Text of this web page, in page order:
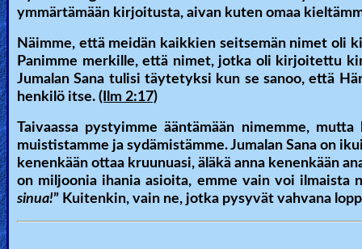
Islam
Other
Other
Languages
Contact/Feedback/Donate
ymmärtämään kirjoitusta, aivan kuten omaa
Näimme, että meidän kaikkien seitsemän nimet oli
Panimme merkille, että nimet, jotka oli kirjoitettu
Jumalan Sana tulisi täytetyksi kun se sanoo, että
henkilö itse. (Ilm 2:17)
Taivaassa pystyimme ääntämään nimemme,
muististamme ja sydämistämme. Jumalan Sana on
kenenkään ottaa kruunuasi, äläkä anna kenenkään
on miljoonia ihania asioita, emme vain voi ilmaista
sinua!” Kuitenkin, vain ne, jotka pysyvät vahvana